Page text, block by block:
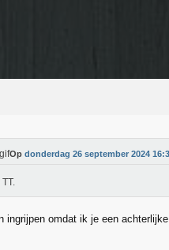
Op donderdag 26 september 2024
ingrijpen omdat ik je een